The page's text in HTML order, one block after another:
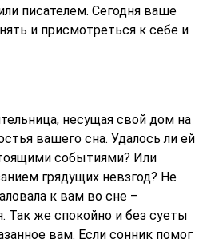
писателем. Сегодня ваше
и присмотреться к себе и
несущая свой дом на
вашего сна. Удалось ли ей
событиями? Или
грядущих невзгод? Не
к вам во сне –
Так же спокойно и без суеты
вам. Если сонник помог